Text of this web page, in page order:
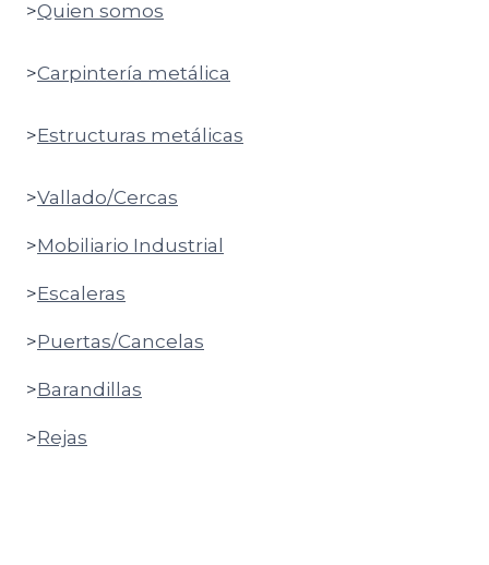
>Quien somos
>Carpintería metálica
>Estructuras metálicas
>Vallado/Cercas
>Mobiliario Industrial
>Escaleras
>Puertas/Cancelas
>Barandillas
>Rejas